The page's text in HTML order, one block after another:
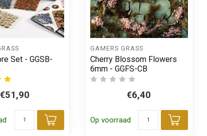
winkelwagen
Set - GGSB-
€51,90
Toevoegen aan winkelwagen
GAMERS GRASS
Cherry Blossom Flowers
6mm - GGFS-CB
€6,40
Op voorraad